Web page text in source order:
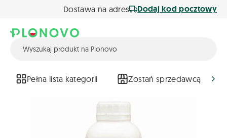
Dostawa na adres Dodaj kod pocztowy
Pełna lista kategorii Zostań sprzedawcą